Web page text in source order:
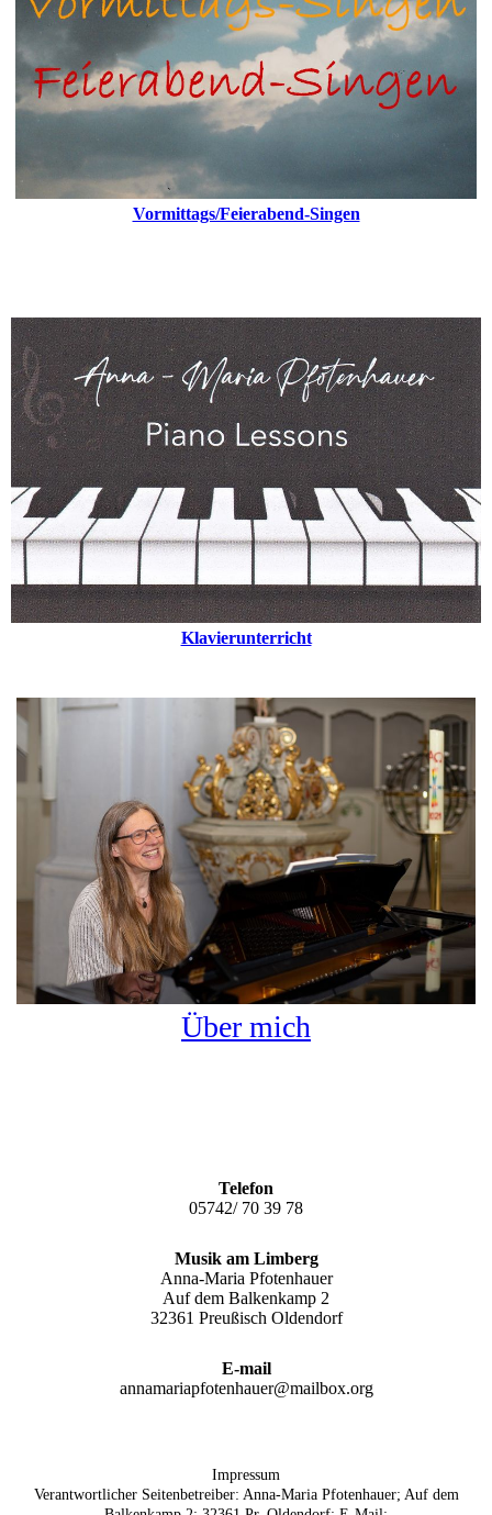
Vormittags/Feierabend-Singen
Klavierunterricht
Über mich
Telefon
05742/ 70 39 78
Musik am Limberg
Anna-Maria Pfotenhauer
Auf dem Balkenkamp 2
32361 Preußisch Oldendorf
E-mail
annamariapfotenhauer@mailbox.org
Impressum
Verantwortlicher Seitenbetreiber: Anna-Maria Pfotenhauer; Auf dem